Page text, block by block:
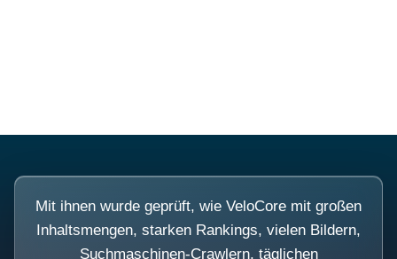
Mit ihnen wurde geprüft, wie VeloCore mit großen
Inhaltsmengen, starken Rankings, vielen Bildern,
Suchmaschinen-Crawlern, täglichen